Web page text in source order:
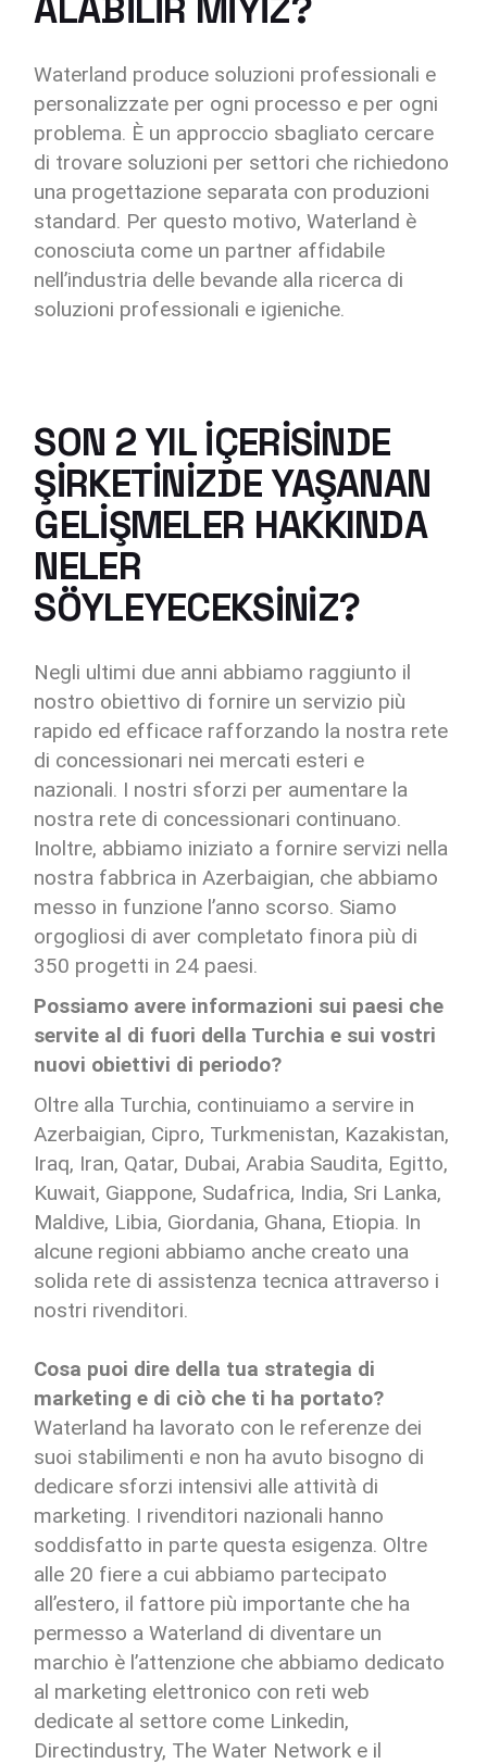
Waterland produce soluzioni professionali e
personalizzate per ogni processo e per ogni
problema. È un approccio sbagliato cercare
di trovare soluzioni per settori che richiedono
una progettazione separata con produzioni
standard. Per questo motivo, Waterland è
conosciuta come un partner affidabile
nell’industria delle bevande alla ricerca di
soluzioni professionali e igieniche.
SON 2 YIL IÇERISINDE
ŞIRKETINIZDE YAŞANAN
GELIŞMELER HAKKINDA
NELER
SÖYLEYECEKSINIZ?
Negli ultimi due anni abbiamo raggiunto il
nostro obiettivo di fornire un servizio più
rapido ed efficace rafforzando la nostra rete
di concessionari nei mercati esteri e
nazionali. I nostri sforzi per aumentare la
nostra rete di concessionari continuano.
Inoltre, abbiamo iniziato a fornire servizi nella
nostra fabbrica in Azerbaigian, che abbiamo
messo in funzione l’anno scorso. Siamo
orgogliosi di aver completato finora più di
350 progetti in 24 paesi.
Possiamo avere informazioni sui paesi che
servite al di fuori della Turchia e sui vostri
nuovi obiettivi di periodo?
Oltre alla Turchia, continuiamo a servire in
Azerbaigian, Cipro, Turkmenistan, Kazakistan,
Iraq, Iran, Qatar, Dubai, Arabia Saudita, Egitto,
Kuwait, Giappone, Sudafrica, India, Sri Lanka,
Maldive, Libia, Giordania, Ghana, Etiopia. In
alcune regioni abbiamo anche creato una
solida rete di assistenza tecnica attraverso i
nostri rivenditori.
Cosa puoi dire della tua strategia di
marketing e di ciò che ti ha portato?
Waterland ha lavorato con le referenze dei
suoi stabilimenti e non ha avuto bisogno di
dedicare sforzi intensivi alle attività di
marketing. I rivenditori nazionali hanno
soddisfatto in parte questa esigenza. Oltre
alle 20 fiere a cui abbiamo partecipato
all’estero, il fattore più importante che ha
permesso a Waterland di diventare un
marchio è l’attenzione che abbiamo dedicato
al marketing elettronico con reti web
dedicate al settore come Linkedin,
Directindustry, The Water Network e il